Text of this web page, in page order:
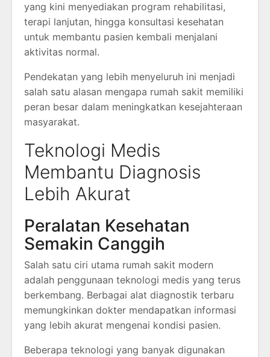
yang kini menyediakan program rehabilitasi,
terapi lanjutan, hingga konsultasi kesehatan
untuk membantu pasien kembali menjalani
aktivitas normal.
Pendekatan yang lebih menyeluruh ini menjadi
salah satu alasan mengapa rumah sakit memiliki
peran besar dalam meningkatkan kesejahteraan
masyarakat.
Teknologi Medis
Membantu Diagnosis
Lebih Akurat
Peralatan Kesehatan
Semakin Canggih
Salah satu ciri utama rumah sakit modern
adalah penggunaan teknologi medis yang terus
berkembang. Berbagai alat diagnostik terbaru
memungkinkan dokter mendapatkan informasi
yang lebih akurat mengenai kondisi pasien.
Beberapa teknologi yang banyak digunakan